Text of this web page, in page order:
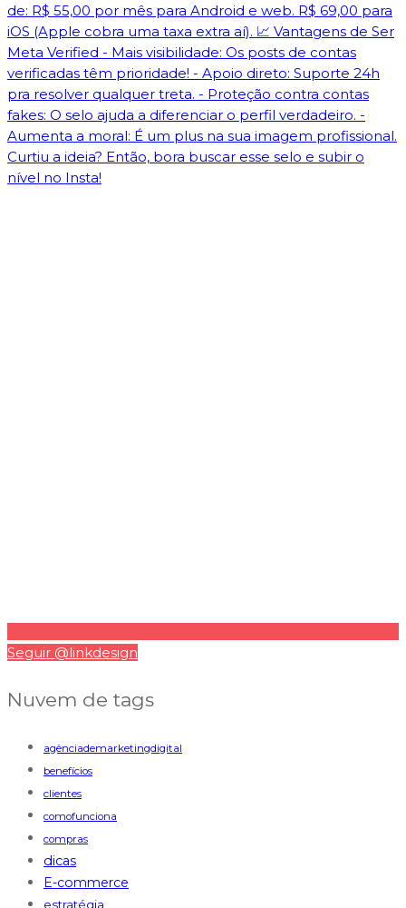
Seguir @linkdesign
Nuvem de tags
agênciademarketingdigital
benefícios
clientes
comofunciona
compras
dicas
E-commerce
estratégia